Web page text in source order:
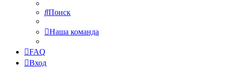
Поиск
Наша команда
FAQ
Вход